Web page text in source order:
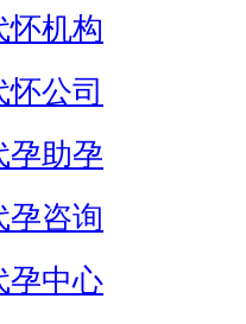
怀机构
怀公司
孕助孕
孕咨询
孕中心